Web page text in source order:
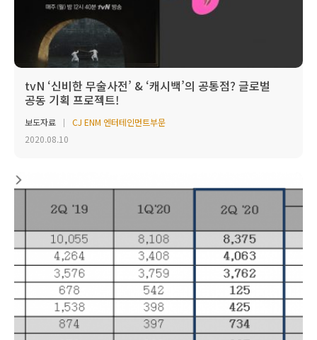
tvN ‘신비한 무술사전’ & ‘캐시백’의 공통점? 글로벌
공동 기획 프로젝트!
보도자료
CJ ENM 엔터테인먼트부문
2020.08.10